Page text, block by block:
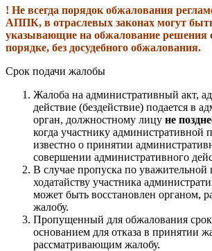
! Не всегда порядок обжалования
АППК, в отраслевых законах могут
указывающие на обжалование решения
порядке, без досудебного обжалования.
Срок подачи жалобы
Жалоба на административный акт,
действие (бездействие) подается в
орган, должностному лицу не
когда участнику административной
известно о принятии
совершении административного
В случае пропуска по уважительной
ходатайству участника
может быть восстановлен органом,
жалобу.
Пропущенный для обжалования срок
основанием для отказа в принятии
рассматривающим жалобу.